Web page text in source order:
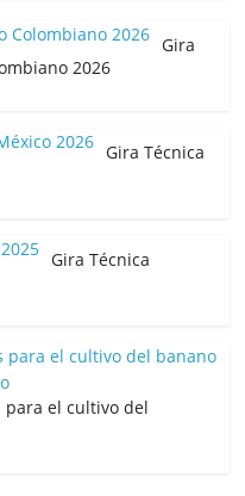
Gira
2026
Gira Técnica
Gira Técnica
para el cultivo del